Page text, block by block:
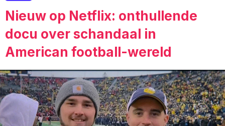
Nieuw op Netflix: onthullende
docu over schandaal in
American football-wereld